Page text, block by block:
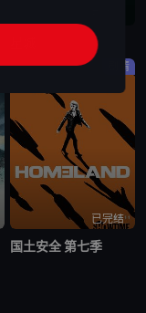
剧情
已完结
国土安全 第七季